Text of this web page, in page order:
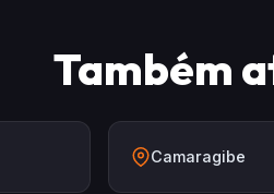
Também
Camaragibe